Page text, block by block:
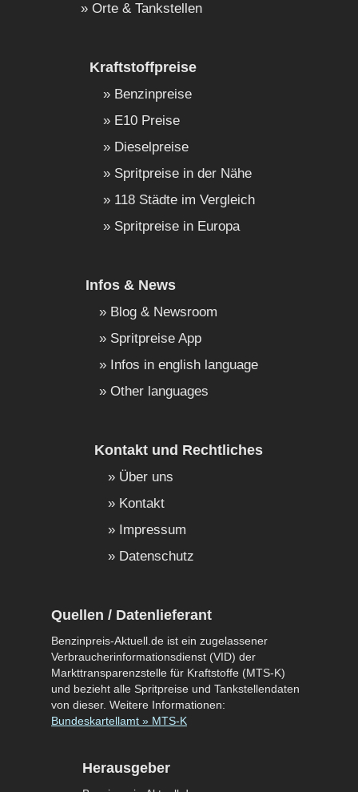
Orte & Tankstellen
Kraftstoffpreise
Benzinpreise
E10 Preise
Dieselpreise
Spritpreise in der Nähe
118 Städte im Vergleich
Spritpreise in Europa
Infos & News
Blog & Newsroom
Spritpreise App
Infos in english language
Other languages
Kontakt und Rechtliches
Über uns
Kontakt
Impressum
Datenschutz
Quellen / Datenlieferant
Benzinpreis-Aktuell.de ist ein zugelassener
Verbraucherinformationsdienst (VID) der
Markttransparenzstelle für Kraftstoffe (MTS-K)
und bezieht alle Spritpreise und Tankstellendaten
von dieser. Weitere Informationen:
Bundeskartellamt » MTS-K
Herausgeber